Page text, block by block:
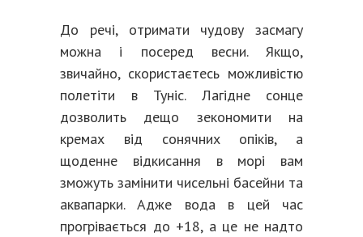
До речі, отримати чудову засмагу
можна і посеред весни. Якщо,
звичайно, скористаєтесь можливістю
полетіти в Туніс. Лагідне сонце
дозволить дещо зекономити на
кремах від сонячних опіків, а
щоденне відкисання в морі вам
зможуть замінити чисельні басейни та
аквапарки. Адже вода в цей час
прогрівається до +18, а це не надто